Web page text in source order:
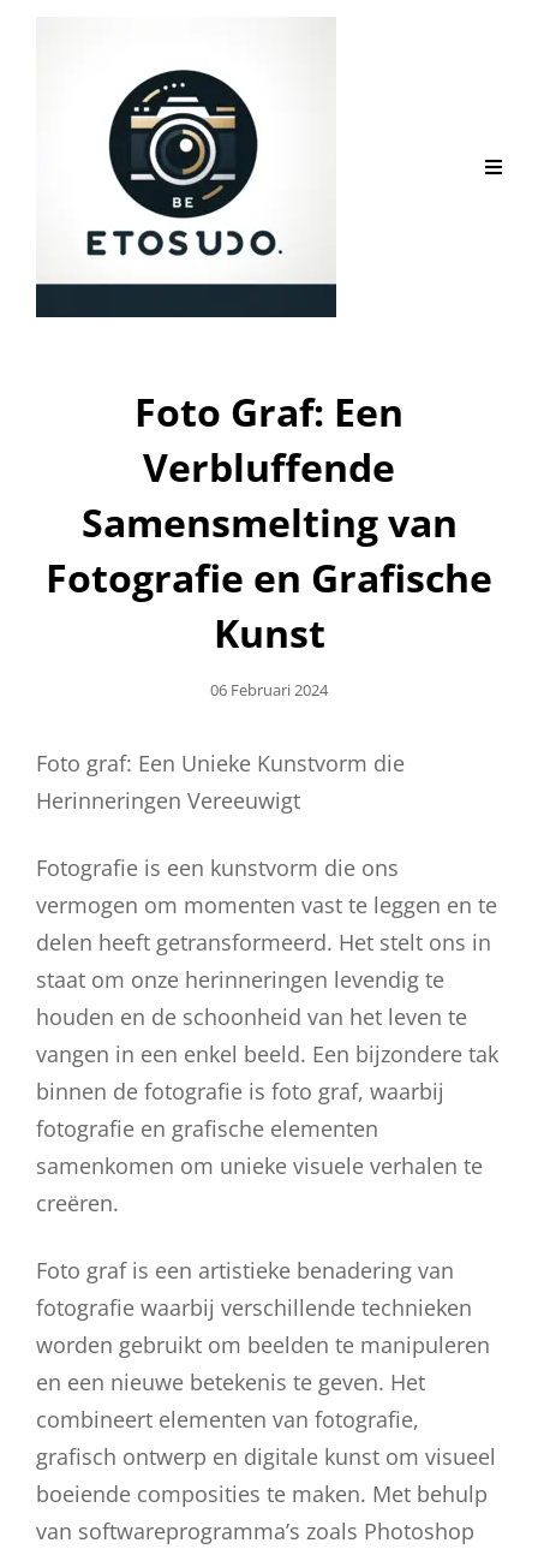
Foto Graf: Een
Verbluffende
Samensmelting van
Fotografie en Grafische
Kunst
Geplaatst
06 Februari 2024
Foto graf: Een Unieke Kunstvorm die
Herinneringen Vereeuwigt
Fotografie is een kunstvorm die ons
vermogen om momenten vast te leggen en te
delen heeft getransformeerd. Het stelt ons in
staat om onze herinneringen levendig te
houden en de schoonheid van het leven te
vangen in een enkel beeld. Een bijzondere tak
binnen de fotografie is foto graf, waarbij
fotografie en grafische elementen
samenkomen om unieke visuele verhalen te
creëren.
Foto graf is een artistieke benadering van
fotografie waarbij verschillende technieken
worden gebruikt om beelden te manipuleren
en een nieuwe betekenis te geven. Het
combineert elementen van fotografie,
grafisch ontwerp en digitale kunst om visueel
boeiende composities te maken. Met behulp
van softwareprogramma’s zoals Photoshop